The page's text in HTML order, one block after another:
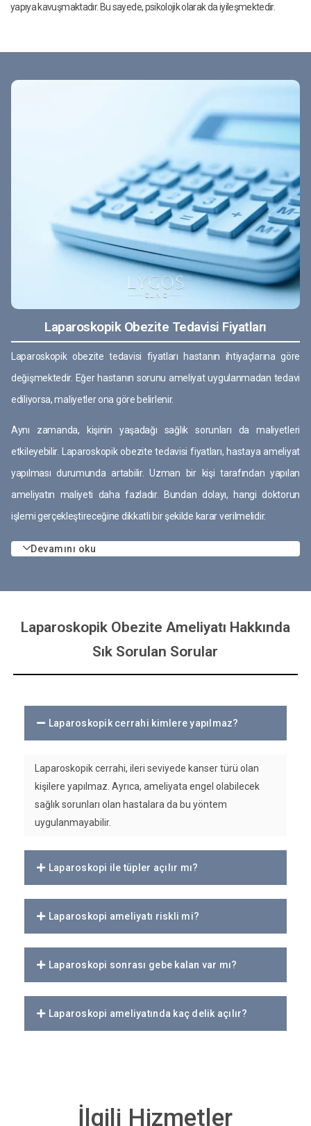
yapıya kavuşmaktadır. Bu sayede, psikolojik olarak da iyileşmektedir.
Laparoskopik Obezite Tedavisi Fiyatları
Laparoskopik obezite tedavisi fiyatları hastanın ihtiyaçlarına göre
değişmektedir. Eğer hastanın sorunu ameliyat uygulanmadan tedavi
ediliyorsa, maliyetler ona göre belirlenir.
Aynı zamanda, kişinin yaşadağı sağlık sorunları da maliyetleri
etkileyebilir. Laparoskopik obezite tedavisi fiyatları, hastaya ameliyat
yapılması durumunda artabilir. Uzman bir kişi tarafından yapılan
ameliyatın maliyeti daha fazladır. Bundan dolayı, hangi doktorun
işlemi gerçekleştireceğine dikkatli bir şekilde karar verilmelidir.
Devamını oku
Laparoskopik Obezite Ameliyatı Hakkında
Sık Sorulan Sorular
Laparoskopik cerrahi kimlere yapılmaz?
Laparoskopik cerrahi, ileri seviyede kanser türü olan
kişilere yapılmaz. Ayrıca, ameliyata engel olabilecek
sağlık sorunları olan hastalara da bu yöntem
uygulanmayabilir.
Laparoskopi ile tüpler açılır mı?
Laparoskopi ameliyatı riskli mi?
Laparoskopi sonrası gebe kalan var mı?
Laparoskopi ameliyatında kaç delik açılır?
İlgili Hizmetler